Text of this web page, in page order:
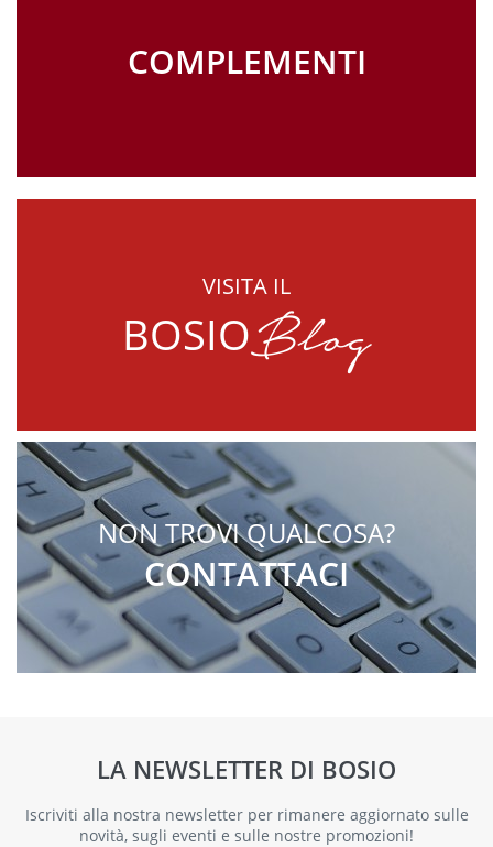
COMPLEMENTI
VISITA IL
BOSIOBlog
NON TROVI QUALCOSA?
CONTATTACI
LA NEWSLETTER DI BOSIO
Iscriviti alla nostra newsletter per rimanere aggiornato sulle
novità, sugli eventi e sulle nostre promozioni!